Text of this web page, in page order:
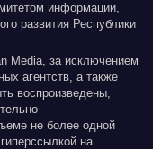
информации,
развития Республики
Media, за исключением
агентств, а также
воспроизведены,
не более одной
на